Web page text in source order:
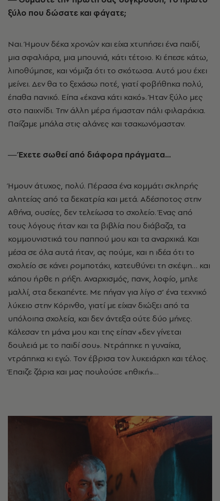
ξύλο που δώσατε και φάγατε;
Ναι. Ήµουν δέκα χρονών και είχα χτυπήσει ένα παιδί,
µια σφαλιάρα, µια µπουνιά, κάτι τέτοιο. Κι έπεσε κάτω,
λιποθύµησε, και νόµιζα ότι το σκότωσα. Αυτό µου έχει
µείνει. Δεν θα το ξεχάσω ποτέ, γιατί φοβήθηκα πολύ,
έπαθα πανικό. Είπα «έκανα κάτι κακό». Ήταν ξύλο µες
στο παιχνίδι. Την άλλη µέρα ήµασταν πάλι φιλαράκια.
Παίζαµε µπάλα στις αλάνες και τσακωνόµασταν.
― Έχετε σωθεί από διάφορα πράγµατα…
Ήµουν άτυχος, πολύ. Πέρασα ένα κοµµάτι σκληρής
αλητείας από τα δεκατρία και µετά. Αδέσποτος στην
Αθήνα, ουσίες, δεν τελείωσα το σχολείο. Ένας από
τους λόγους ήταν και τα βιβλία που διάβαζα, τα
κοµµουνιστικά του παππού µου και τα αναρχικά. Και
µέσα σε όλα αυτά ήταν, ας πούµε, και η ιδέα ότι το
σχολείο σε κάνει ροµποτάκι, κατευθύνει τη σκέψη… και
κάπου ήρθε η ρήξη. Αναρχισµός, πανκ, λοφίο, µπλε
µαλλί, στα δεκαπέντε. Με πήγαν για λίγο σ’ ένα τεχνικό
λύκειο στην Κόρινθο, γιατί µε είχαν διώξει από τα
υπόλοιπα σχολεία, και δεν άντεξα ούτε δύο µήνες.
Κάλεσαν τη µάνα µου και της είπαν «δεν γίνεται
δουλειά µε το παιδί σου». Ντράπηκε η γυναίκα,
ντράπηκα κι εγώ. Τον έβρισα τον λυκειάρχη και τέλος.
Έπαιζε ζάρια και µας πουλούσε «ηθική»…